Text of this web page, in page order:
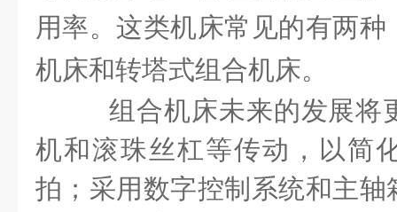
用率。这类机床常见的有两
机床和转塔式组合机床。
组合机床未来的发展将
机和滚珠丝杠等传动，以简
拍；采用数字控制系统和主